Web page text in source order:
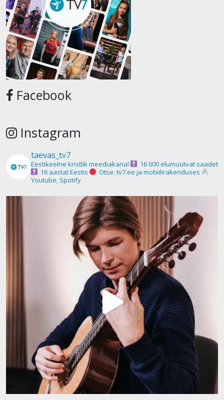
Facebook
Instagram
taevas_tv7
Eestikeelne kristlik meediakanal
16 000 elumuutvat saadet
16 aastat Eestis
Otse: tv7.ee ja mobiilirakenduses
Youtube, Spotify